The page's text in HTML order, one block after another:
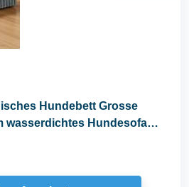
Hundebett Grosse
wasserdichtes Hundesofa